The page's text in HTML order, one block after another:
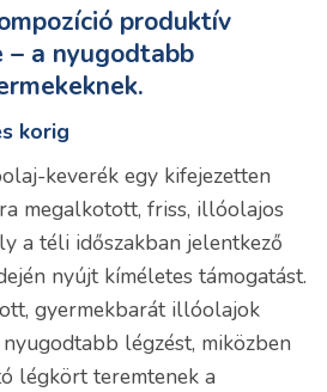
produktív
– a nyugodtabb
korig
keverék egy kifejezetten
megalkotott, friss, illóolajos
a téli időszakban jelentkező
nyújt kíméletes támogatást.
gyermekbarát illóolajok
légzést, miközben
légkört teremtenek a